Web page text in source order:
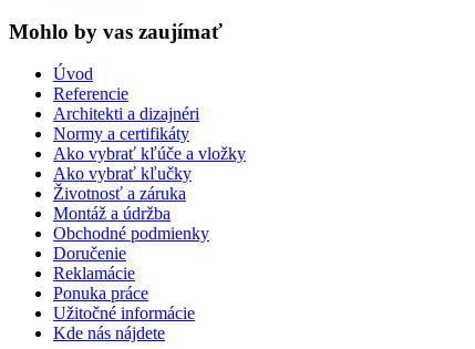
Mohlo by vas zaujímať
Úvod
Referencie
Architekti a dizajnéri
Normy a certifikáty
Ako vybrať kľúče a vložky
Ako vybrať kľučky
Životnosť a záruka
Montáž a údržba
Obchodné podmienky
Doručenie
Reklamácie
Ponuka práce
Užitočné informácie
Kde nás nájdete